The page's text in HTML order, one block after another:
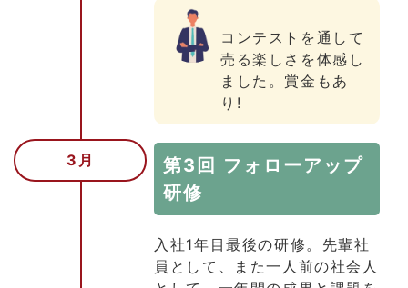
コンテストを通して
売る楽しさを体感し
ました。賞金もあ
り!
3月
第3回 フォローアップ
研修
入社1年目最後の研修。先輩社
員として、また一人前の社会人